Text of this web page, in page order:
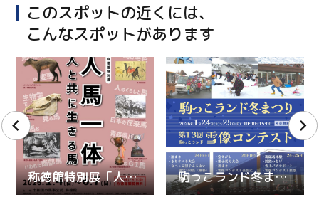
このスポットの近くには、
こんなスポットがあります
称徳館特別展「人馬一体～人と共に生きる馬～」 駒っこランド冬まつり＆第13回駒っこランド雪像コンテスト